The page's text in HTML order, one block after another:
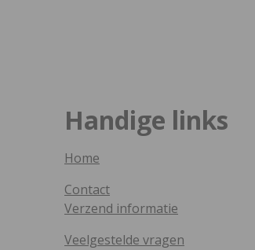
Handige links
Home
Contact
Verzend informatie
Veelgestelde vragen